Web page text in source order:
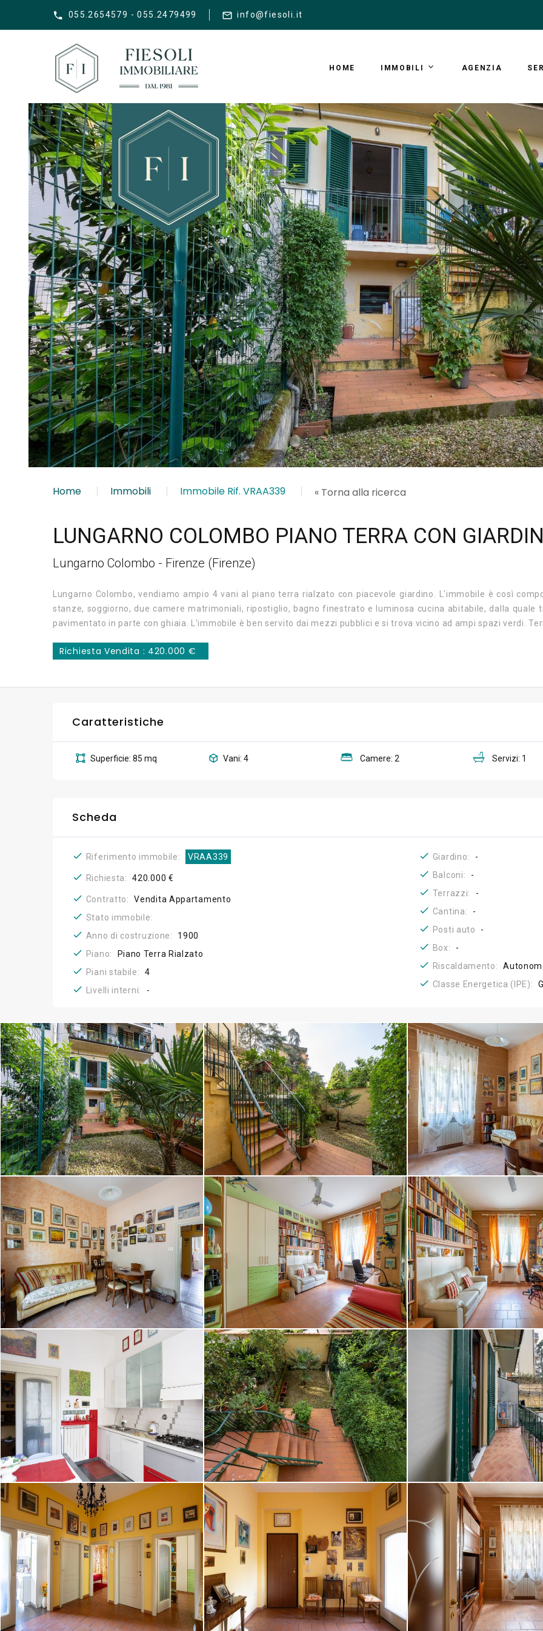
055.2654579 - 055.2479499 info@fiesoli.it
HOME IMMOBILI AGENZIA
Home Immobili Immobile Rif. VRAA339 « Torna alla ricerca
LUNGARNO COLOMBO PIANO TERRA CON
Lungarno Colombo - Firenze (Firenze)
Lungarno Colombo, vendiamo ampio 4 vani al piano terra rialzato con piacevole giardino. L'immobile è così
stanze, soggiorno, due camere matrimoniali, ripostiglio, bagno finestrato e luminosa cucina abitabile, dalla
pavimentato in parte con ghiaia. L'immobile è ben servito dai mezzi pubblici e si trova vicino ad ampi spazi verdi.
Richiesta Vendita : 420.000 €
Caratteristiche
Superficie: 85 mq Vani: 4 Camere: 2 Servizi: 1
Scheda
Riferimento immobile: VRAA339
Richiesta: 420.000 €
Contratto:
Vendita Appartamento
Stato immobile:
Anno di costruzione:
1900
Piano:
Piano Terra Rialzato
Piani stabile:
4
Livelli interni:
-
Giardino:
-
Balconi:
-
Terrazzi:
-
Cantina:
-
Posti auto
-
Box:
-
Riscaldamento:
Classe Energetica (IPE):